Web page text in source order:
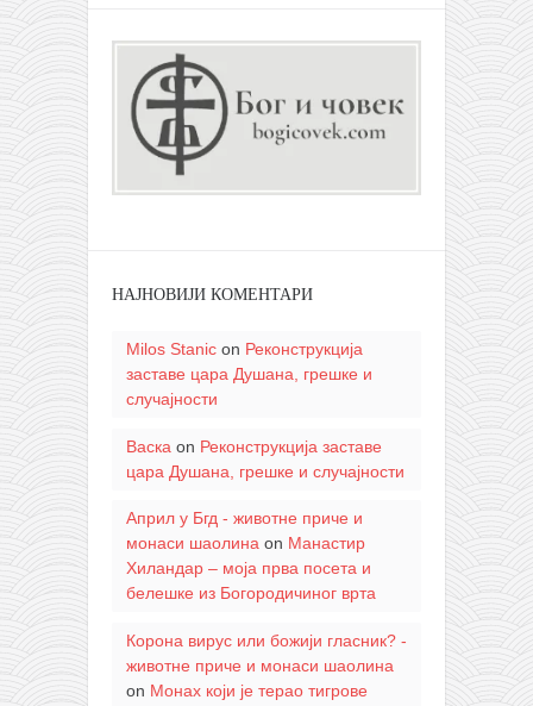
НАЈНОВИЈИ КОМЕНТАРИ
Milos Stanicon Реконструкција
заставе цара Душана, грешке и
случајности
Васка on Реконструкција заставе
цара Душана, грешке и случајности
Април у Бгд - животне приче и
монаси шаолинаon Манастир
Хиландар – моја прва посета и
белешке из Богородичиног врта
Корона вирус или божији гласник? -
животне приче и монаси шаолина
on Монах који је терао тигрове